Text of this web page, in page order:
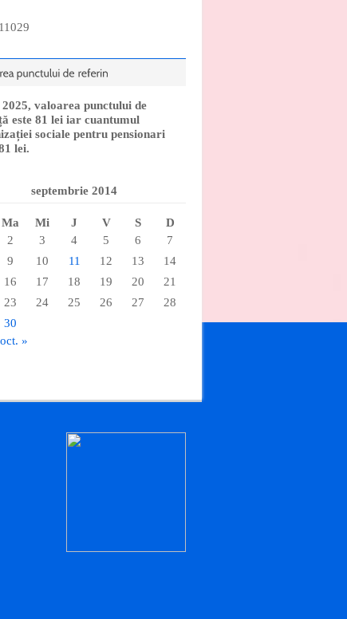
valoarea punctului de
este 81 lei iar cuantumul
sociale pentru pensionari
lei.
septembrie 2014
Ma Mi J V S
D
2 3 4 5 6
7
9 10 11 12 13
14
16 17 18 19 20
21
23 24 25 26 27
28
30
oct. »